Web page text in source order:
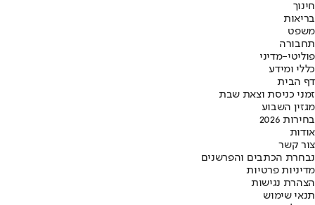
חינוך
בריאות
משפט
תחבורה
פוליטי-מדיני
כללי ומידע
דף הבית
זמני כניסת וצאת שבת
מגזין השבוע
בחירות 2026
אודות
צור קשר
נבחרת הכתבים והפרשנים
מדיניות פרטיות
הצהרת נגישות
תנאי שימוש